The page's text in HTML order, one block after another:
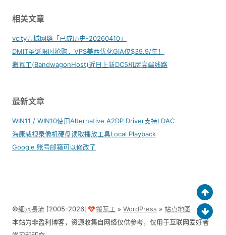
相关文章
vcity万城网络「已成历史-20260410」
DMIT圣诞限时抢购，VPS美西优化GIA仅$39.9/年！
搬瓦工(BandwagonHost)近日上新DC5机房高端线路
最新文章
WIN11 / WIN10使用Alternative A2DP Driver支持LDAC
海康威视录像机硬盘读取播放工具Local Playback
Google 账号邮箱可以修改了
©細水長流 ⌈2005-2026⌋ 搬瓦工 »WordPress »站点地图
本站为非盈利博客，资源收集自网络仅供参考，仅用于互联网爱好者